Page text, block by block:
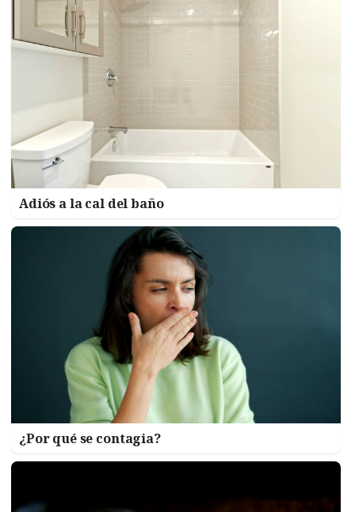
Adiós a la cal del baño
¿Por qué se contagia?